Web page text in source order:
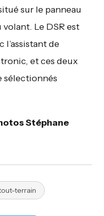
sur le panneau
Le DSR est
l’assistant de
et ces deux
sélectionnés
Stéphane
terrain